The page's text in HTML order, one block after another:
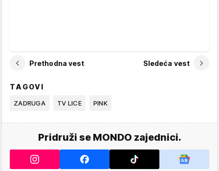
Prethodna vest Sledeća vest
TAGOVI
ZADRUGA TV LICE PINK
Pridruži se MONDO zajednici.